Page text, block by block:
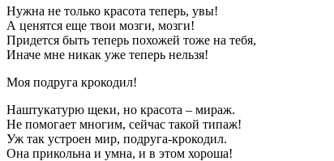
Нужна не только красота теперь, увы!
А ценятся еще твои мозги, мозги!
Придется быть теперь похожей тоже на тебя,
Иначе мне никак уже теперь нельзя!
Моя подруга крокодил!
Наштукатурю щеки, но красота – мираж.
Не помогает многим, сейчас такой типаж!
Уж так устроен мир, подруга-крокодил.
Она прикольна и умна, и в этом хороша!